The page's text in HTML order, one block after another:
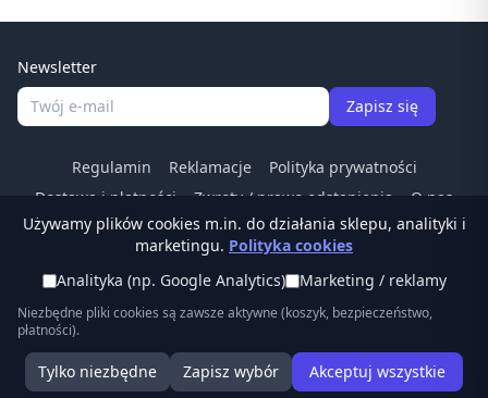
Newsletter
Zapisz się
Regulamin Reklamacje
Polityka prywatności
Dostawa i płatności
Zwroty / prawo odstapienia
O nas
Kontakt
Odstąp od umowy
Tel: (22) 266 83 84
© Ostrzalkilansky.pl ·
sklep@ostrzalkilansky.pl
Start Kategorie Szukaj Koszyk
Używamy plików cookies m.in. do działania sklepu, analityki i
marketingu. Polityka cookies
Analityka (np. Google Analytics)
Marketing / reklamy
Niezbędne pliki cookies są zawsze aktywne (koszyk, bezpieczeństwo,
płatności).
Tylko niezbędne Zapisz wybór Akceptuj wszystkie